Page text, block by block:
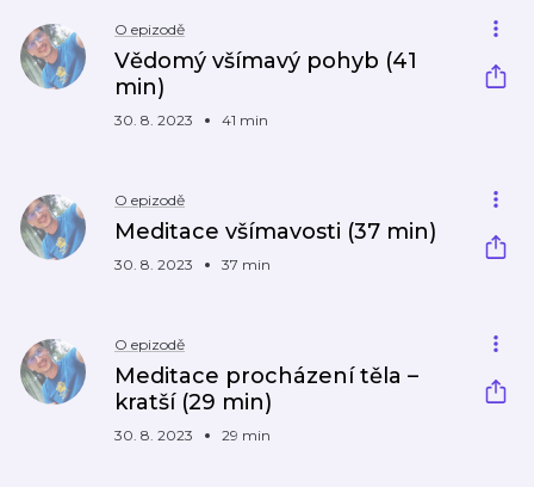
O epizodě
Vědomý všímavý pohyb (41
min)
30. 8. 2023 41 min
O epizodě
Meditace všímavosti (37 min)
30. 8. 2023 37 min
O epizodě
Meditace procházení těla –
kratší (29 min)
30. 8. 2023 29 min